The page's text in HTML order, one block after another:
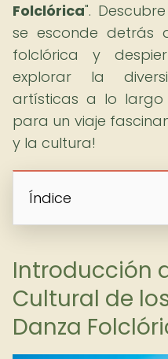
Folclórica".
se esconde detrás
folclórica y
explorar la
artísticas a lo largo
para un viaje
y la cultura!
Índice
Introducción
Cultural de
Danza